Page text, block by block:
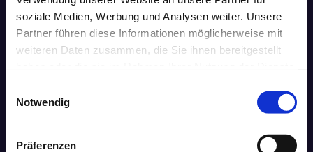
soziale Medien, Werbung und Analysen weiter. Unsere
Partner führen diese Informationen möglicherweise mit
weiteren Daten zusammen, die Sie ihnen bereitgestellt
Notwendig
Präferenzen